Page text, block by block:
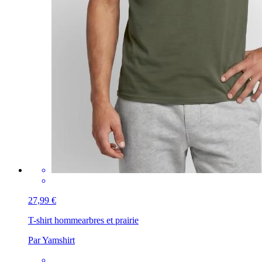
27,99 €
T-shirt hommearbres et prairie
Par Yamshirt